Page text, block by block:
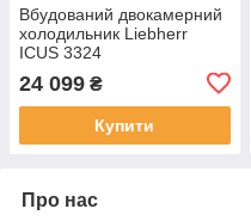
Вбудований двокамерний
холодильник Liebherr
ICUS 3324
24 099 ₴
Купити
Про нас